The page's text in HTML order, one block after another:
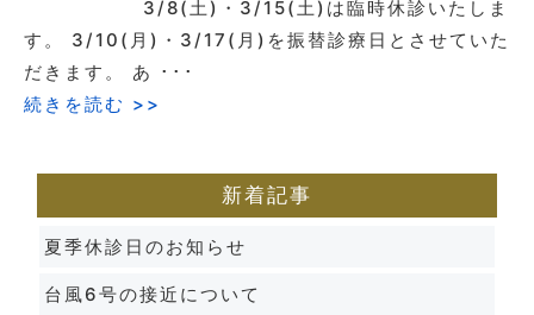
3/8(土)・3/15(土)は臨時休診いたしま
す。 3/10(月)・3/17(月)を振替診療日とさせていた
だきます。 あ ･･･
続きを読む >>
新着記事
夏季休診日のお知らせ
台風6号の接近について